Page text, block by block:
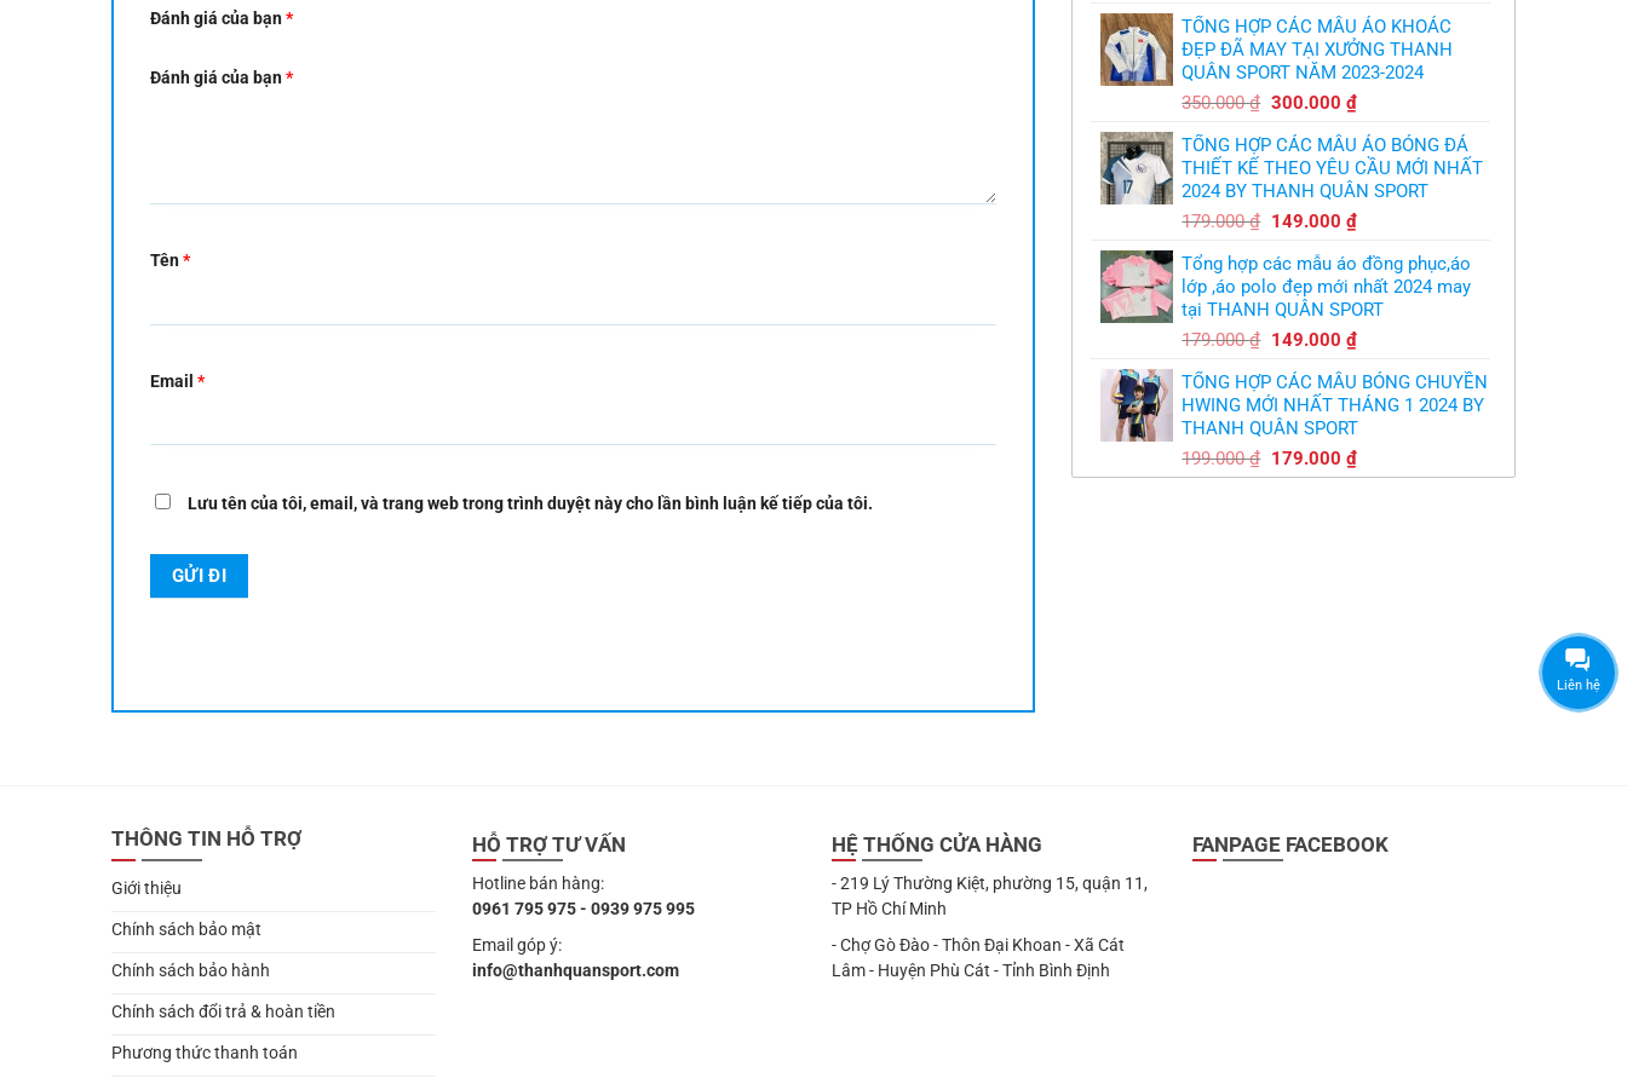
Đánh giá của bạn*
Đánh giá của bạn*
Tên*
Email *
Lưu tên của tôi, email, và trang web trong trình duyệt này cho lần bình luận kế tiếp của tôi.
bầy
quỷ
nhỏ
free
là:
350.000 ₫.
tại
là:
299.000 ₫.
TỔNG HỢP CÁC MẪU ÁO KHOÁC
ĐẸP ĐÃ MAY TẠI XƯỞNG THANH
QUÂN SPORT NĂM 2023-2024
350.000₫ Giá
là:
350.000 ₫.
300.000 ₫Giá
tại
là:
300.000 ₫.
TỔNG HỢP CÁC MẪU ÁO BÓNG ĐÁ
THIẾT KẾ THEO YÊU CẦU MỚI NHẤT
2024 BY THANH QUÂN SPORT
179.000₫ Giá
là:
179.000 ₫.
149.000 ₫Giá
tại
là:
149.000 ₫.
Tổng hợp các mẫu áo đồng phục,áo
lớp ,áo polo đẹp mới nhất 2024 may
tại THANH QUÂN SPORT
179.000₫ Giá
là:
179.000 ₫.
149.000 ₫Giá
tại
là:
TỔNG HỢP CÁC MẪU BÓNG CHUYỀN
HWING MỚI NHẤT THÁNG 1 2024 BY
THANH QUÂN SPORT
199.000₫ Giá
gốc
179.000 ₫Giá
hiện
THÔNG TIN HỖ TRỢ
Giới thiệu
Chính sách bảo mật
Chính sách bảo hành
Chính sách đổi trả & hoàn tiền
Phương thức thanh toán
HỖ TRỢ TƯ VẤN
Hotline bán hàng:
0961 795 975 - 0939 975 995
Email góp ý:
info@thanhquansport.com
HỆ THỐNG CỬA HÀNG
- 219 Lý Thường Kiệt, phường 15, quận 11,
TP Hồ Chí Minh
- Chợ Gò Đào - Thôn Đại Khoan - Xã Cát
Lâm - Huyện Phù Cát - Tỉnh Bình Định
FANPAGE FACEBOOK
Liên hệ